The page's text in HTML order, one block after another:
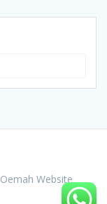
Oemah Website